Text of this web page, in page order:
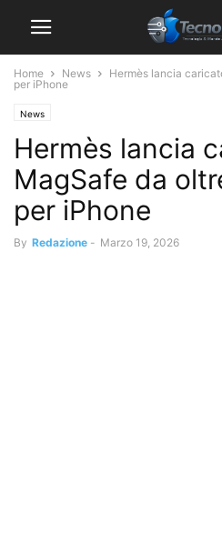
Home News
Hermès lancia
per iPhone
News
Hermès lancia
MagSafe da
per iPhone
By Redazione - Marzo 19, 2026